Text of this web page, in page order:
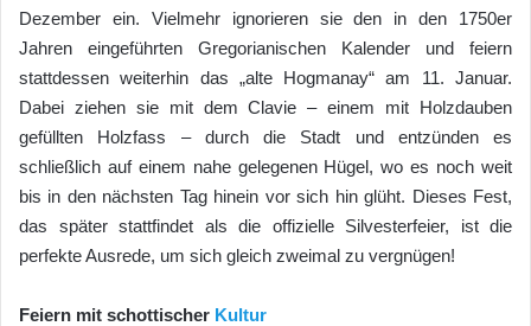
Dezember ein. Vielmehr ignorieren sie den in den 1750er
Jahren eingeführten Gregorianischen Kalender und feiern
stattdessen weiterhin das „alte Hogmanay“ am 11. Januar.
Dabei ziehen sie mit dem Clavie – einem mit Holzdauben
gefüllten Holzfass – durch die Stadt und entzünden es
schließlich auf einem nahe gelegenen Hügel, wo es noch weit
bis in den nächsten Tag hinein vor sich hin glüht. Dieses Fest,
das später stattfindet als die offizielle Silvesterfeier, ist die
perfekte Ausrede, um sich gleich zweimal zu vergnügen!
Feiern mit schottischer Kultur